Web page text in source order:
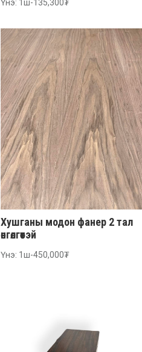
Үнэ: 1ш-135,300₮
Хушганы модон фанер 2 тал
өнгөлгөөтэй
Үнэ: 1ш-450,000₮